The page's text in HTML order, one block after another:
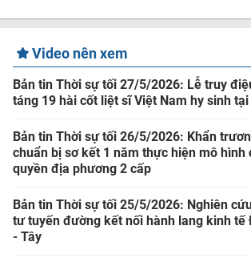
Video nên xem
Bản tin Thời sự tối 27/5/2026: Lễ truy
táng 19 hài cốt liệt sĩ Việt Nam hy sinh
Bản tin Thời sự tối 26/5/2026: Khẩn
chuẩn bị sơ kết 1 năm thực hiện mô hình
quyền địa phương 2 cấp
Bản tin Thời sự tối 25/5/2026: Nghiên
tư tuyến đường kết nối hành lang kinh tế
- Tây